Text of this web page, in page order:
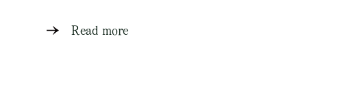
Read more